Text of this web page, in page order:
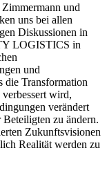
und
uns bei allen
Diskussionen in
LOGISTICS in
und
die Transformation
wird,
verändert
zu ändern.
Zukunftsvisionen
Realität werden zu